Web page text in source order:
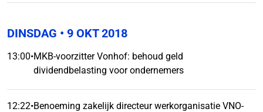
DINSDAG • 9 OKT 2018
13:00•MKB-voorzitter Vonhof: behoud geld
dividendbelasting voor ondernemers
12:22•Benoeming zakelijk directeur werkorganisatie VNO-